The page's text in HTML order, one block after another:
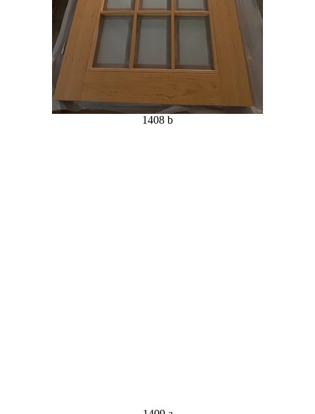
1408 b